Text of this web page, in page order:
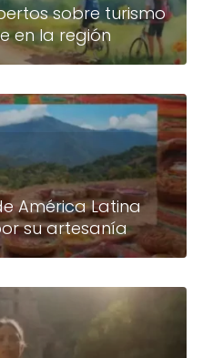
sobre turismo
en la región
América Latina
su artesanía